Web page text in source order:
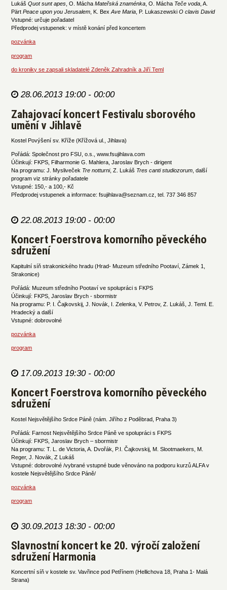
LukášQuot sunt apes , O. MáchaMateřská znaménka , O. Mácha Teče voda , A.
PärtPeace upon you Jerusalem , K. BexAve Maria , P. LukaszewskiO clavis David
Vstupné: určuje pořadatel
Předprodej vstupenek: v místě konání před koncertem
pozvánka
program
do kroniky se zapsali skladatelé Zdeněk Zahradník a Jiří Teml
28.06.2013 19:00 - 00:00
Zahajovací koncert Festivalu sborového
umění v Jihlavě
Kostel Povýšení sv. Kříže (Křížová ul., Jihlava)
Pořádá: Společnost pro FSU, o.s., www.fsujihlava.com
Účinkují: FKPS, Filharmonie G. Mahlera, Jaroslav Brych - dirigent
Na programu: J. Mysliveček Tre notturni, Z. Lukáš Tres canti studiozorum , další
program viz stránky pořadatele
Vstupné: 150,- a 100,- Kč
Předprodej vstupenek a informace: fsujihlava@seznam.cz, tel. 737 346 857
22.08.2013 19:00 - 00:00
Koncert Foerstrova komorního pěveckého
sdružení
Kapitulní síň strakonického hradu (Hrad- Muzeum středního Pootaví, Zámek 1,
Strakonice)
Pořádá: Muzeum středního Pootaví ve spolupráci s FKPS
Účinkují: FKPS, Jaroslav Brych - sbormistr
Na programu: P. I. Čajkovskij, J. Novák, I. Zelenka, V. Petrov, Z. Lukáš, J. Teml. E.
Hradecký a další
Vstupné: dobrovolné
pozvánka
program
17.09.2013 19:30 - 00:00
Koncert Foerstrova komorního pěveckého
sdružení
Kostel Nejsvětějšího Srdce Páně (nám. Jiřího z Poděbrad, Praha 3)
Pořádá: Farnost Nejsvětějšího Srdce Páně ve spolupráci s FKPS
Účinkují: FKPS, Jaroslav Brych – sbormistr
Na programu: T. L. de Victoria, A. Dvořák, P.I. Čajkovskij, M. Slootmaekers, M.
Reger, J. Novák, Z Lukáš
Vstupné: dobrovolné /vybrané vstupné bude věnováno na podporu kurzů ALFA v
kostele Nejsvětějšího Srdce Páně/
pozvánka
program
30.09.2013 18:30 - 00:00
Slavnostní koncert ke 20. výročí založení
sdružení Harmonia
Koncertní síň v kostele sv. Vavřince pod Petřínem (Hellichova 18, Praha 1- Malá
Strana)